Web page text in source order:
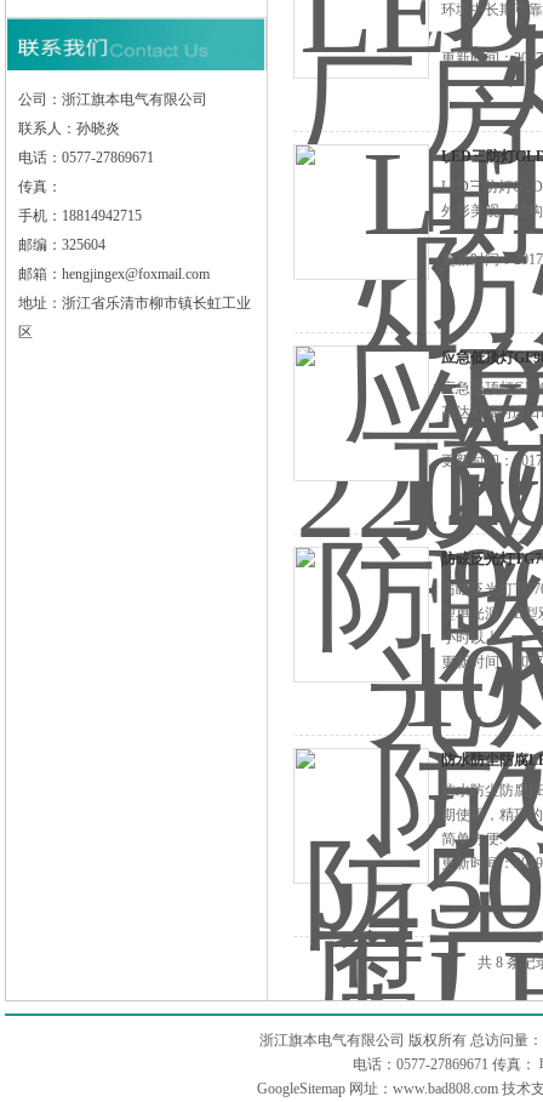
公司：浙江旗本电气有限公司
联系人：孙晓炎
电话：0577-27869671
传真：
手机：18814942715
邮编：325604
邮箱：hengjingex@foxmail.com
地址：浙江省乐清市柳市镇长虹工业
区
环境中长期可
更新时间：
LED三防灯
LED三防灯
外形美观、结
更新时间：
应急低顶灯
应急低顶灯
高达93%的进
更新时间：
防眩泛光灯
防眩泛光灯
型单光源，B
小时以上。
更新时间：
防水防尘防腐
防水防尘防腐
期使用，精巧
简单方便.
更新时间：
共 8 条记
浙江旗本电气有限公司 版权所有 总访问量：
电话：0577-27869671 传真
GoogleSitemap 网址：www.bad808.com 技